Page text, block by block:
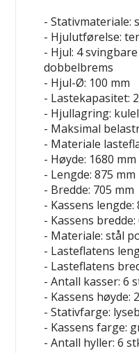
- Stativmateriale:
- Hjulutførelse:
- Hjul: 4
dobbelbrems
- Hjul-Ø: 100 mm
- Lastekapasitet:
- Hjullagring:
- Maksimal
- Materiale
- Høyde: 1680 mm
- Lengde: 875 mm
- Bredde: 705 mm
- Kassens lengde:
- Kassens bredde:
- Materiale: stål
- Lasteflatens
- Lasteflatens
- Antall kasser: 6
- Kassens høyde:
- Stativfarge:
- Kassens farge:
- Antall hyller: 6